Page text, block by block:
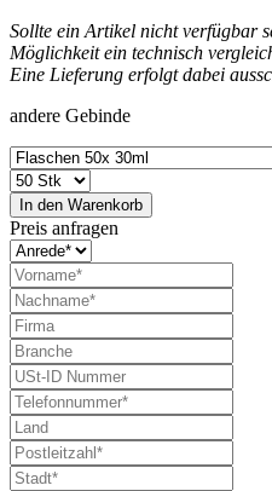
Sollte ein Artikel nicht verfügbar
Möglichkeit ein technisch
Eine Lieferung erfolgt dabei
andere Gebinde
In den Warenkorb
Preis anfragen